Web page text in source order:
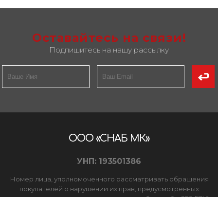
Оставайтесь на связи!
Подпишитесь на нашу рассылку
ООО «СНАБ МК»
УНП: 193501386
Номер лица, уполномоченного рассматривать обращения
покупателей о нарушении их прав, предусмотренных